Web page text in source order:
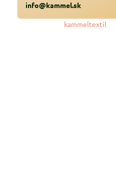
info@kammel.sk
kammeltextil